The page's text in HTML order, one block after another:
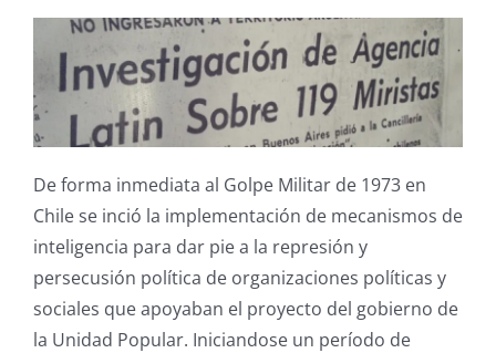
De forma inmediata al Golpe Militar de 1973 en
Chile se inció la implementación de mecanismos de
inteligencia para dar pie a la represión y
persecusión política de organizaciones políticas y
sociales que apoyaban el proyecto del gobierno de
la Unidad Popular. Iniciandose un período de